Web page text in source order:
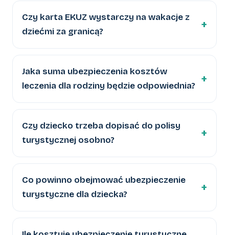
Czy karta EKUZ wystarczy na wakacje z
dziećmi za granicą?
Jaka suma ubezpieczenia kosztów
leczenia dla rodziny będzie odpowiednia?
Czy dziecko trzeba dopisać do polisy
turystycznej osobno?
Co powinno obejmować ubezpieczenie
turystyczne dla dziecka?